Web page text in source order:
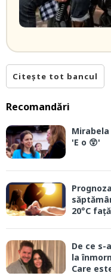
Citește tot bancul
Recomandări
'E o 😲'
20°C
De ce s-
la
Care